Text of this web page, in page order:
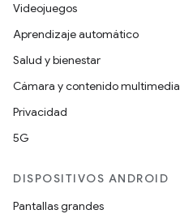
Videojuegos
Aprendizaje automático
Salud y bienestar
Cámara y contenido multimedia
Privacidad
5G
DISPOSITIVOS ANDROID
Pantallas grandes